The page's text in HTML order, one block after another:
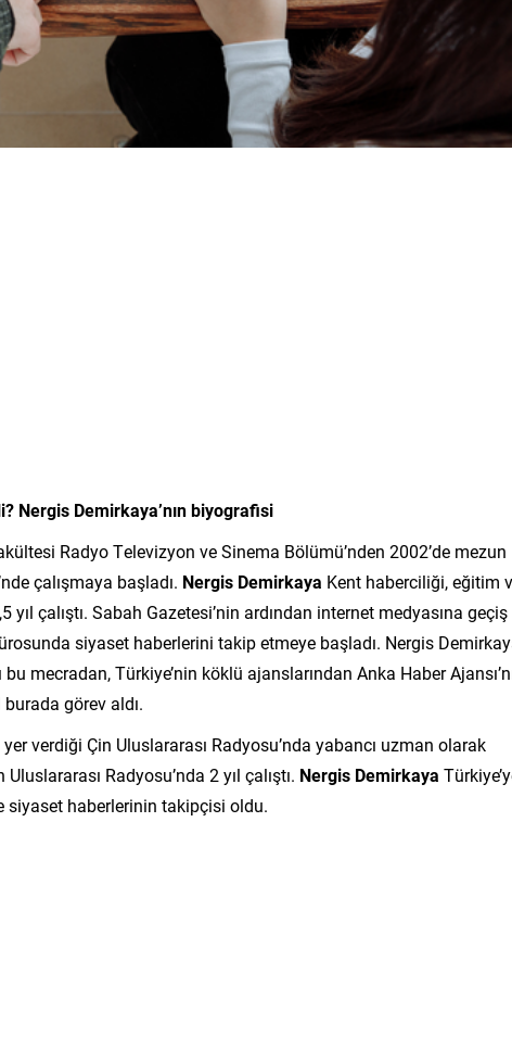
Nergis Demirkaya’nın biyografisi
Radyo Televizyon ve Sinema Bölümü’nden 2002’de mezun
çalışmaya başladı. Nergis Demirkaya Kent haberciliği, eğitim
yıl çalıştı. Sabah Gazetesi’nin ardından internet medyasına geçiş
siyaset haberlerini takip etmeye başladı. Nergis
mecradan, Türkiye’nin köklü ajanslarından Anka Haber
görev aldı.
verdiği Çin Uluslararası Radyosu’nda yabancı uzman olarak
Radyosu’nda 2 yıl çalıştı. Nergis Demirkaya
siyaset haberlerinin takipçisi oldu.